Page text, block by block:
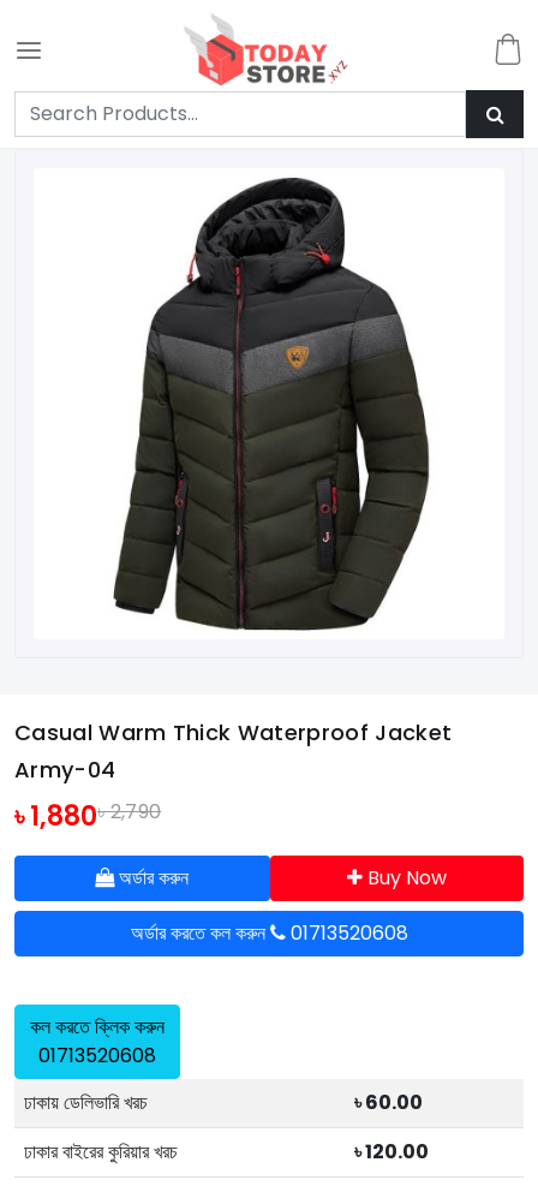
Casual Warm Thick Waterproof Jacket
Army-04
৳ 1,880৳ 2,790
অর্ডার করুন
Buy Now
অর্ডার করতে কল করুন
01713520608
কল করতে ক্লিক করুন
01713520608
ঢাকায় ডেলিভারি খরচ
৳ 60.00
ঢাকার বাইরের কুরিয়ার খরচ
৳ 120.00